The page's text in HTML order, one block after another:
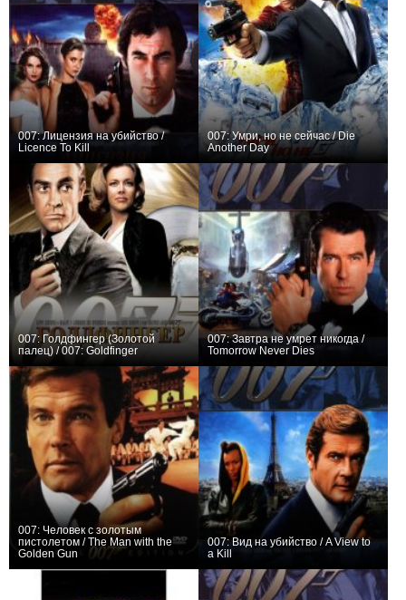
007: Лицензия на убийство /
Licence To Kill
007: Умри, но не сейчас / Die
Another Day
007: Голдфингер (Золотой
палец) / 007: Goldfinger
007: Завтра не умрет никогда /
Tomorrow Never Dies
007: Человек с золотым
пистолетом / The Man with the
Golden Gun
007: Вид на убийство / A View to
a Kill